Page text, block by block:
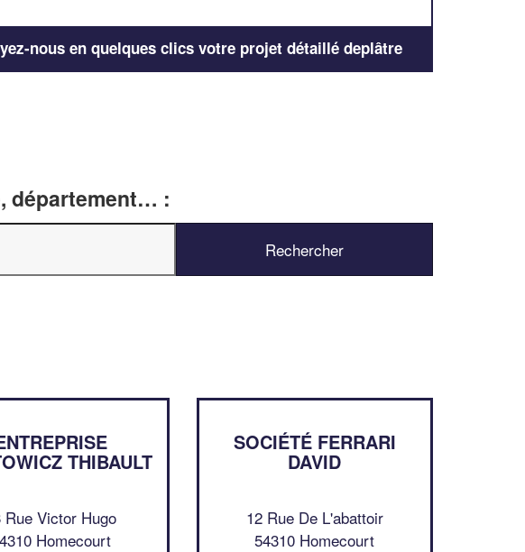
nous en quelques clics votre projet détaillé deplâtre
département… :
THIBAULT
Rue Victor Hugo
Homecourt
SOCIÉTÉ FERRARI
DAVID
12 Rue De L'abattoir
54310 Homecourt
Vous êtes un
Augmentez votre